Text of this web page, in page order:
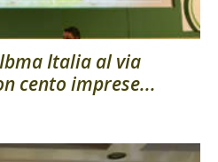
Italia al via
cento imprese...